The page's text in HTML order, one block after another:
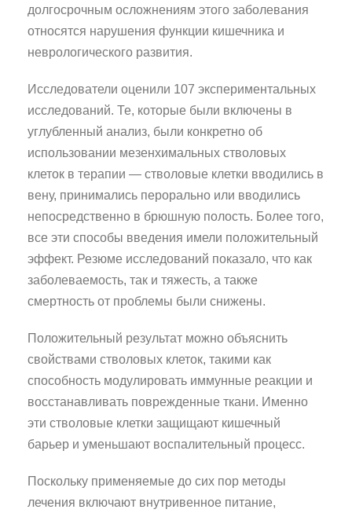
долгосрочным осложнениям этого заболевания
относятся нарушения функции кишечника и
неврологического развития.
Исследователи оценили 107 экспериментальных
исследований. Те, которые были включены в
углубленный анализ, были конкретно об
использовании мезенхимальных стволовых
клеток в терапии — стволовые клетки вводились в
вену, принимались перорально или вводились
непосредственно в брюшную полость. Более того,
все эти способы введения имели положительный
эффект. Резюме исследований показало, что как
заболеваемость, так и тяжесть, а также
смертность от проблемы были снижены.
Положительный результат можно объяснить
свойствами стволовых клеток, такими как
способность модулировать иммунные реакции и
восстанавливать поврежденные ткани. Именно
эти стволовые клетки защищают кишечный
барьер и уменьшают воспалительный процесс.
Поскольку применяемые до сих пор методы
лечения включают внутривенное питание,